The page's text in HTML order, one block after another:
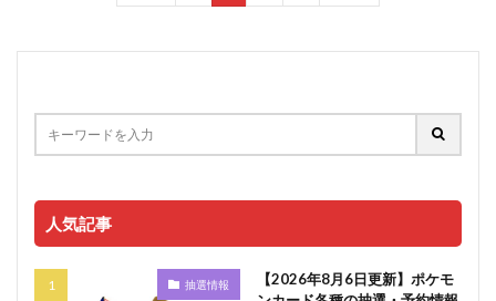
人気記事
抽選情報
【2026年8月6日更新】ポケモ